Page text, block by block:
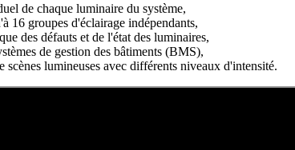
de chaque luminaire du système,
16 groupes d'éclairage indépendants,
des défauts et de l'état des luminaires,
de gestion des bâtiments (BMS),
scènes lumineuses avec différents niveaux d'intensité.